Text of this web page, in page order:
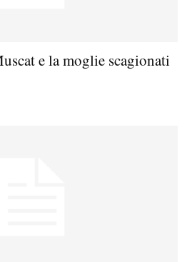
e la moglie scagionati